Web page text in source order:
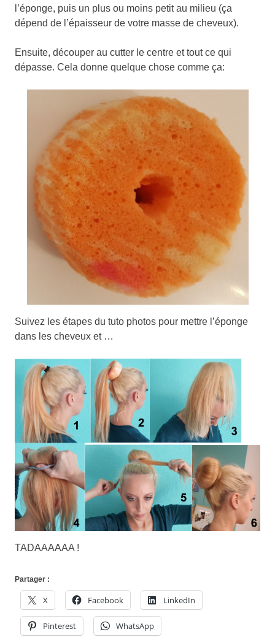
l’éponge, puis un plus ou moins petit au milieu (ça
dépend de l’épaisseur de votre masse de cheveux).
Ensuite, découper au cutter le centre et tout ce qui
dépasse. Cela donne quelque chose comme ça:
Suivez les étapes du tuto photos pour mettre l’éponge
dans les cheveux et …
TADAAAAAA !
Partager :
X Facebook LinkedIn
Pinterest WhatsApp